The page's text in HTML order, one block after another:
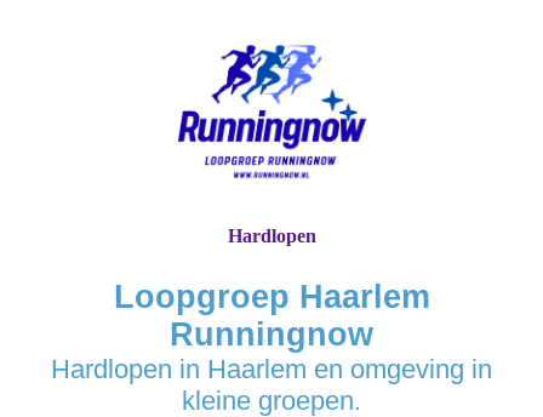
Loopgroep Haarlem
Runningnow
Hardlopen in Haarlem en omgeving in
kleine groepen.
Hardlopen